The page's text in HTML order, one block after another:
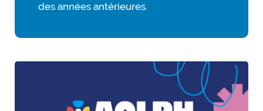
des années antérieures.